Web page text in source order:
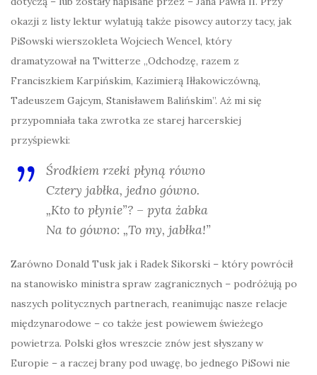
okazji z listy lektur wylatują także pisowcy autorzy tacy, jak
PiSowski wierszokleta Wojciech Wencel, który
dramatyzował na Twitterze „Odchodzę, razem z
Franciszkiem Karpińskim, Kazimierą Iłłakowiczówną,
Tadeuszem Gajcym, Stanisławem Balińskim”. Aż mi się
przypomniała taka zwrotka ze starej harcerskiej
przyśpiewki:
Środkiem rzeki płyną równo
Cztery jabłka, jedno gówno.
„Kto to płynie”? – pyta żabka
Na to gówno: „To my, jabłka!”
Zarówno Donald Tusk jak i Radek Sikorski – który powrócił
na stanowisko ministra spraw zagranicznych – podróżują po
naszych politycznych partnerach, reanimując nasze relacje
międzynarodowe – co także jest powiewem świeżego
powietrza. Polski głos wreszcie znów jest słyszany w
Europie – a raczej brany pod uwagę, bo jednego PiSowi nie